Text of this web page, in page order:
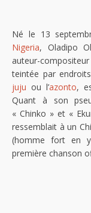
Né le 13
Nigeria, Oladipo
auteur-
teintée par
juju ou l’azonto,
Quant à son
« Chinko » et «
ressemblait à un
(homme fort en
première chanson